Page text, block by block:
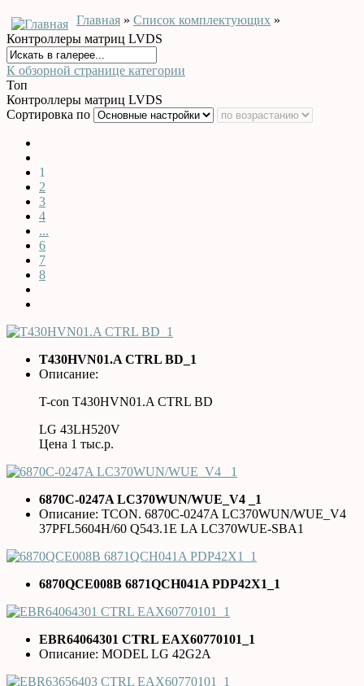
Главная » Список комплектующих »
Контроллеры матриц LVDS
К обзорной странице категории
Топ
Контроллеры матриц LVDS
Сортировка по
1
2
3
4
...
6
7
8
T430HVN01.A CTRL BD_1
Описание:
T-con T430HVN01.A CTRL BD
LG 43LH520V
Цена 1 тыс.р.
6870C-0247A LC370WUN/WUE_V4 _1
Описание: TCON. 6870C-0247A LC370WUN/WUE_V4
37PFL5604H/60 Q543.1E LA LC370WUE-SBA1
6870QCE008B 6871QCH041A PDP42X1_1
EBR64064301 CTRL EAX60770101_1
Описание: MODEL LG 42G2A